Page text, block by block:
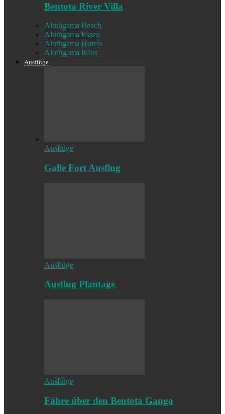
Bentota River Villa
Aluthgama Beach
Aluthgama Essen
Aluthgama Hotels
Aluthgama Infos
Ausflüge
Ausflüge
Galle Fort Ausflug
Ausflüge
Ausflug Plantage
Ausflüge
Fähre über den Bentota Ganga